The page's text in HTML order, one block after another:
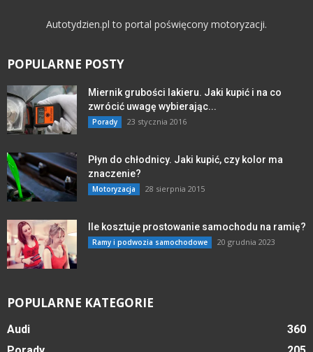
Autotydzien.pl to portal poświęcony motoryzacji.
POPULARNE POSTY
Miernik grubości lakieru. Jaki kupić i na co
zwrócić uwagę wybierając...
Porady 23 stycznia 2016
Płyn do chłodnicy. Jaki kupić, czy kolor ma
znaczenie?
Motoryzacja 28 sierpnia 2015
Ile kosztuje prostowanie samochodu na ramię?
Ramy i podwozia samochodowe 20 grudnia 2023
POPULARNE KATEGORIE
Audi
360